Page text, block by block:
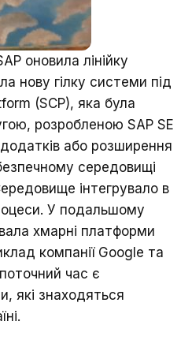
оновила лінійку
нову гілку системи під
(SCP), яка була
розробленою SAP SE
або розширення
середовищі
інтегрувало в
У подальшому
хмарні платформи
компанії Google та
час є
які знаходяться